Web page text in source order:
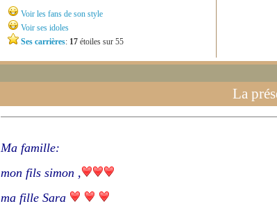
Voir les fans de son style
Voir ses idoles
Ses carrières: 17 étoiles sur 55
La
Ma famille:
mon fils simon ,
ma fille Sara